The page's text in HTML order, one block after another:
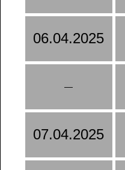
06.04.2025
—
07.04.2025